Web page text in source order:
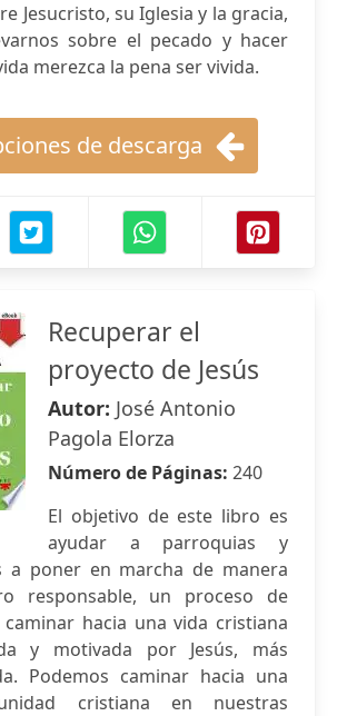
Jesucristo, su Iglesia y la gracia,
sobre el pecado y hacer
merezca la pena ser vivida.
de descarga
Recuperar el
proyecto de Jesús
Autor: José Antonio
Pagola Elorza
Número de Páginas: 240
El objetivo de este libro es
ayudar a parroquias y
a poner en marcha de manera
responsable, un proceso de
hacia una vida cristiana
y motivada por Jesús, más
Podemos caminar hacia una
cristiana en nuestras